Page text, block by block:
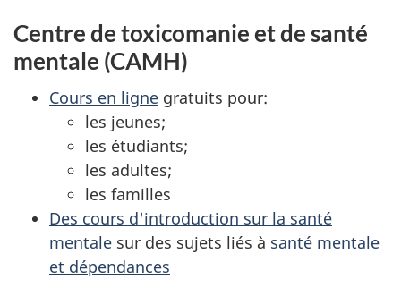
Centre de toxicomanie et de santé
mentale (CAMH)
Cours en ligne gratuits pour:
les jeunes;
les étudiants;
les adultes;
les familles
Des cours d'introduction sur la santé
mentale sur des sujets liés à santé mentale
et dépendances